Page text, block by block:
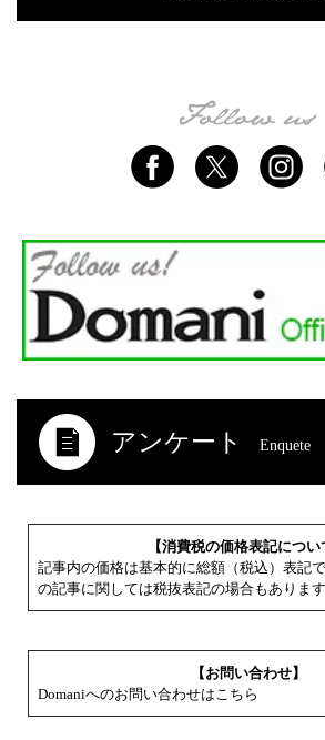
アンケート Enquete
【消費税の価格表記につい
記事内の価格は基本的に総額（税込）表記
の記事に関しては税抜表記の場合もあります
【お問い合わせ】
Domaniへのお問い合わせはこちら